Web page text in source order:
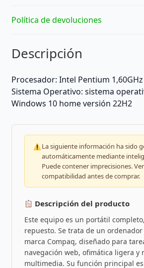
Política de devoluciones
Descripción
Procesador: Intel Pentium 1,60GHz
Sistema Operativo: sistema
Windows 10 home versión 22H2
La siguiente información ha sido
automáticamente mediante
Puede contener imprecisiones.
compatibilidad antes de comprar.
Descripción del producto
Este equipo es un portátil
repuesto. Se trata de un
marca Compaq, diseñado para
navegación web, ofimática ligera y
multimedia. Su función principal